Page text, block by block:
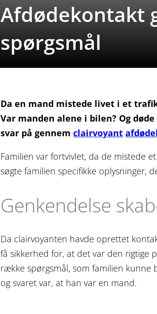
Afdødekontakt
spørgsmål
Da en mand mistede livet i et
Var manden alene i bilen? Og
svar på gennemclairvoyant
Familien var fortvivlet, da de mistede
søgte familien specifikke oplysninger,
Genkendelse
Da clairvoyanten havde oprettet
få sikkerhed for, at det var den rigtige
række spørgsmål, som familien kunne
og svaret var, at han var en mand.